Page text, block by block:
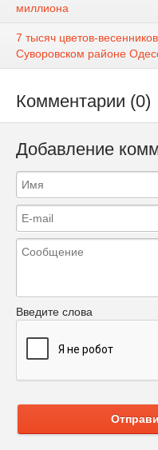
миллиона
7 тысяч цветов-
Суворовском районе
Комментарии (0)
Добавление
Введите слова